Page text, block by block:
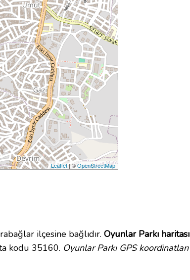
Leaflet| ©OpenStreetMap
ilçesine bağlıdır. Oyunlar Parkı haritası
kodu 35160. Oyunlar Parkı GPS koordinatları